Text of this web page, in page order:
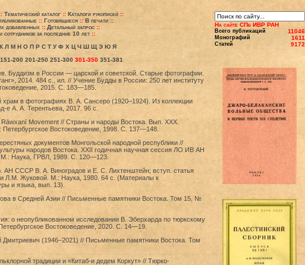
:: Тематический каталог :: Каталоги рукописей ::
:: Готовящиеся:: В печати::
добавленных:: Детальный запрос::
сотрудников за последние 10 лет::
К Л М Н О П Р С Т У Ф Х Ц Ч Ш Щ Э Ю Я
151-200 201-250 251-300 301-350 351-381
Буддизм в России — царской и советской. Старые фотографии.
2014. 484 с., ил. // Учение Будды в России: 250 лет институту
2015. С. 183—185.
храм в фотографиях В. А. Сансеро (1920–1924). Из коллекции
е А. А. Терентьева, 2017. 96 с.
Movement // Страны и народы Востока. Вып. XXX.
Востоковедение, 1998. С. 137—148.
документов Монгольской народной республики //
народов Востока. XXII годичная научная сессия ЛО ИВ АН
Наука, ГРВЛ, 1989. С. 120—123.
АН СССР В. А. Виноградов и Е. С. Лихтенштейн; вступ. статья
Л.М. Жуковой. М.: Наука, 1980. 64 с. (Материалы к
и языка, вып. 13).
в Средней Азии // Письменные памятники Востока. Том 15, №
о неопубликованном исследовании В. Эберхарда по тюркскому
Востоковедение, 2020. С. 14—19.
(1946–2021) // Письменные памятники Востока. Том
традиции и «Китаб-и дедем Коркут» // Тюрко-
На сайте СПб ИВР РАН
Всего публикаций 11046
Монографий 1611
Статей 9172